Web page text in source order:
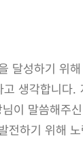
달성하기 위
생각합니
이 말씀해주
전하기 위해